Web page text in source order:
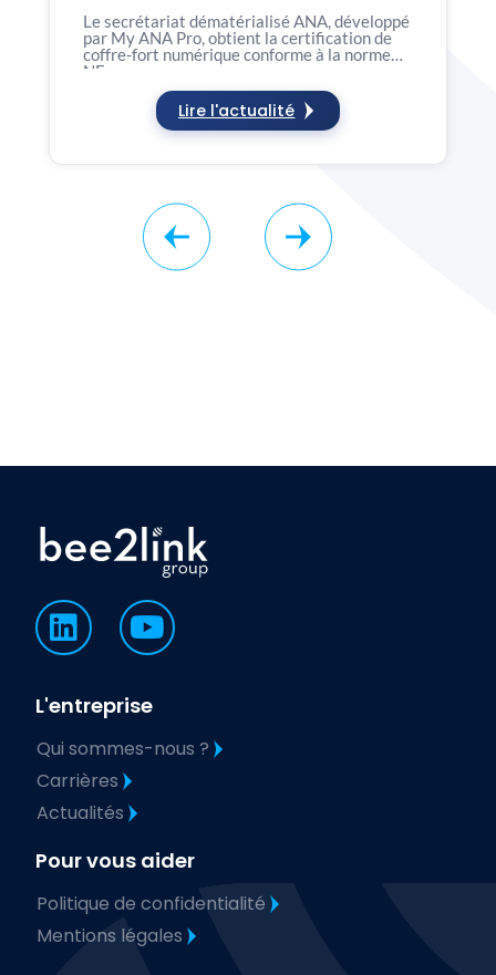
Le secrétariat dématérialisé ANA, développé
par My ANA Pro, obtient la certification de
coffre-fort numérique conforme à la norme
NF…
Lire l'actualité
L'entreprise
Qui sommes-nous ?
Carrières
Actualités
Pour vous aider
Politique de confidentialité
Mentions légales